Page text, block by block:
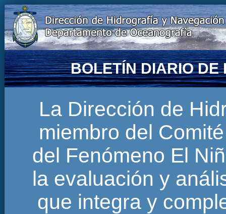
BOLETÍN DIARIO DE
La Dirección de
miembro del
del Fenómeno El
la evaluación y
que integra y